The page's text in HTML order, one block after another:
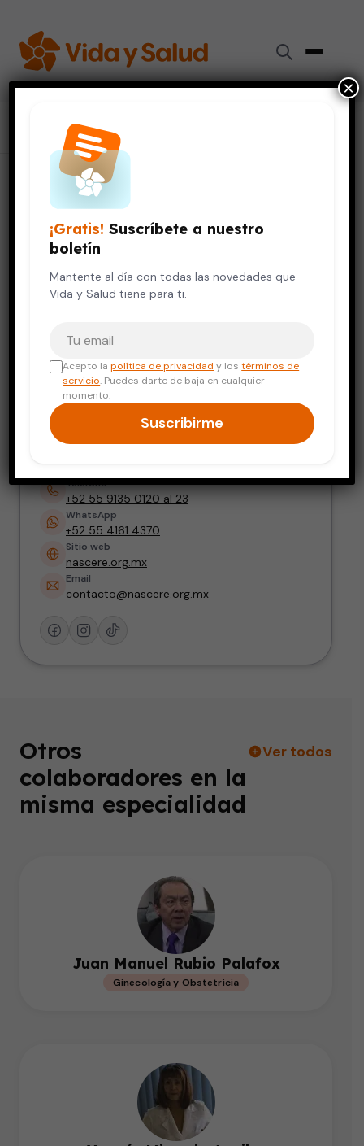
Colaboradores
Doctor
Ginecología y Obstetricia
TÍTULOS ACADÉMICOS
Ginecología y Obstetricia
Biólogo de la reproducción
P.º de los Tamarindos 90-Torre 1, Piso 2,
Teléfono
+52 55 9135 0120 al 23
WhatsApp
+52 55 4161 4370
Sitio web
nascere.org.mx
Email
contacto@nascere.org.mx
Otros
colaboradores en la
misma especialidad
Ver todos
Juan Manuel Rubio Palafox
Ginecología y Obstetricia
¡Gratis! Suscríbete a nuestro
boletín
Mantente al día con todas las novedades que
Vida y Salud tiene para ti.
Acepto lapolítica de privacidad y lostérminos de
servicio. Puedes darte de baja en cualquier
momento.
Suscribirme
×